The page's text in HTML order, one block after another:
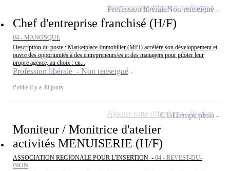
Chef d'entreprise franchisé (H/F)
04 - MANOSQUE
Description du poste : Marketplace Immobilier (MPI) accélère son développement et
ouvre des opportunités à des entrepreneurs/es et des managers pour piloter leur
propre agence, au choix : en...
Profession libérale - Non renseigné
Publié il y a 30 jours
Profession libéraleNon renseigné
Ajouter cette offre à ma sélection
Moniteur / Monitrice d'atelier
activités MENUISERIE (H/F)
ASSOCIATION REGIONALE POUR L'INSERTION - 04 - REVEST-DU-
BION
CDITemps plein
Ajouter cette offre à ma sélection